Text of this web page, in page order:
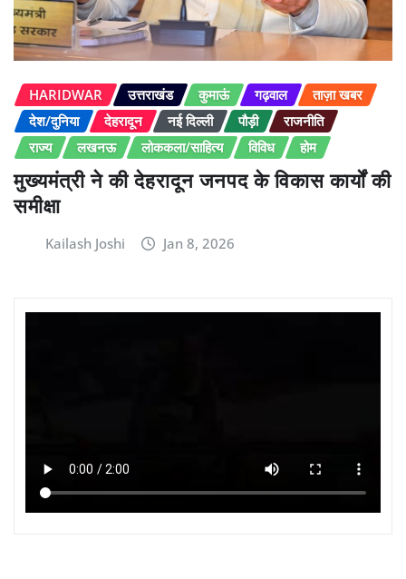
HARIDWAR उत्तराखंड कुमाऊं गढ़वाल
ताज़ा खबर
देश/दुनिया
देहरादून नई दिल्ली पौड़ी
राजनीति
राज्य
लखनऊ लोककला/साहित्य विविध होम
मुख्यमंत्री ने की देहरादून जनपद के विकास कार्यों की
समीक्षा
Kailash Joshi Jan 8, 2026